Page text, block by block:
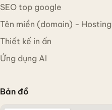
SEO top google
Tên miền (domain) - Hosting
Thiết kế in ấn
Ứng dụng AI
Bản đồ